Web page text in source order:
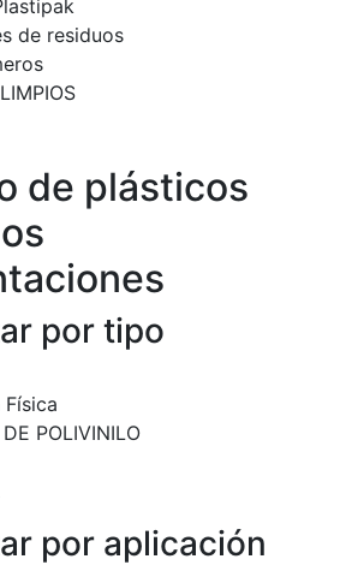
de residuos
de plásticos
por tipo
POLIVINILO
por aplicación